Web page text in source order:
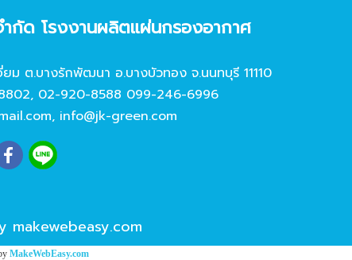
กัด โรงงานผลิตแผ่นกรองอากาศ
ม ต.บางรักพัฒนา อ.บางบัวทอง จ.นนทบุรี 11110
, 02-920-8588 099-246-6996
, info@jk-green.com
makewebeasy.com
MakeWebEasy.com